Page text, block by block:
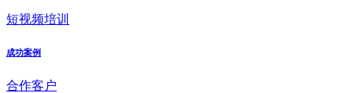
短视频培训
成功案例
合作客户